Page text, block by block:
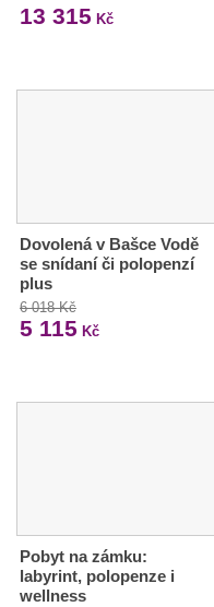
13 315 Kč
Dovolená v Bašce Vodě
se snídaní či polopenzí
plus
6 018 Kč
5 115 Kč
Pobyt na zámku:
labyrint, polopenze i
wellness